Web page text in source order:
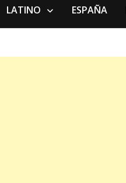
LATINO ESPAÑA